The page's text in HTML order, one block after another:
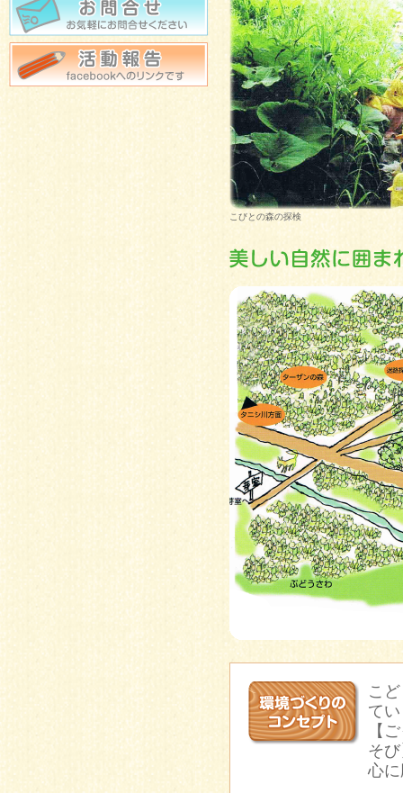
こびとの森の探検
こ
て
【
そ
心